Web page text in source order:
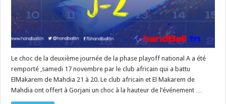
Le choc de la deuxième journée de la phase playoff national A a été
remporté ,samedi 17 novembre par le club africain qui a battu
ElMakarem de Mahdia 21 à 20. Le club africain et El Makarem de
Mahdia ont offert à Gorjani un choc à la hauteur de l’événement …